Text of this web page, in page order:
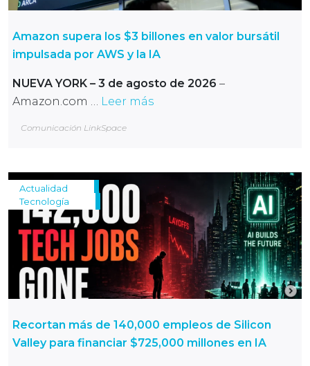
Amazon supera los $3 billones en valor bursátil
impulsada por AWS y la IA
NUEVA YORK – 3 de agosto de 2026 –
Amazon.com … Leer más
Comunicación LinkSpace
Actualidad
Tecnología
Recortan más de 140,000 empleos de Silicon
Valley para financiar $725,000 millones en IA